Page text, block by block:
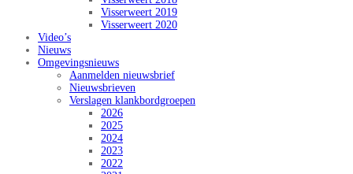
Visserweert 2019
Visserweert 2020
Video’s
Nieuws
Omgevingsnieuws
Aanmelden nieuwsbrief
Nieuwsbrieven
Verslagen klankbordgroepen
2026
2025
2024
2023
2022